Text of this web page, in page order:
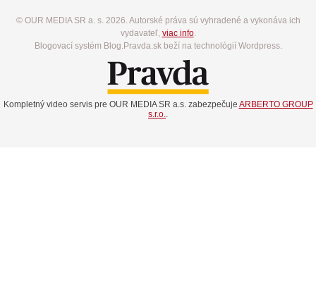
© OUR MEDIA SR a. s. 2026. Autorské práva sú vyhradené a vykonáva ich
vydavateľ, viac info.
Blogovací systém Blog.Pravda.sk beží na technológií Wordpress.
Kompletný video servis pre OUR MEDIA SR a.s. zabezpečuje ARBERTO GROUP
s.r.o..